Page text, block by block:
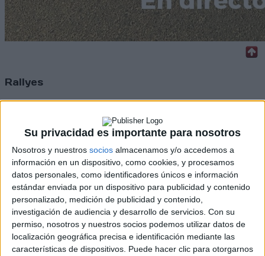
Su privacidad es importante para nosotros
Nosotros y nuestros socios almacenamos y/o accedemos a
información en un dispositivo, como cookies, y procesamos
datos personales, como identificadores únicos e información
estándar enviada por un dispositivo para publicidad y contenido
personalizado, medición de publicidad y contenido,
investigación de audiencia y desarrollo de servicios. Con su
permiso, nosotros y nuestros socios podemos utilizar datos de
localización geográfica precisa e identificación mediante las
características de dispositivos. Puede hacer clic para otorgarnos
Rallyes
WRC
ERC
CERA
CERT
Internacionales
Campeonatos Autonómicos
Históricos
Dakar
RallyCross
Circuitos